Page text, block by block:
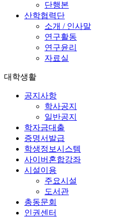
단행본
산학협력단
소개 / 인사말
연구활동
연구윤리
자료실
대학생활
공지사항
학사공지
일반공지
학자금대출
증명서발급
학생정보시스템
사이버혼합강좌
시설이용
주요시설
도서관
총동문회
인권센터